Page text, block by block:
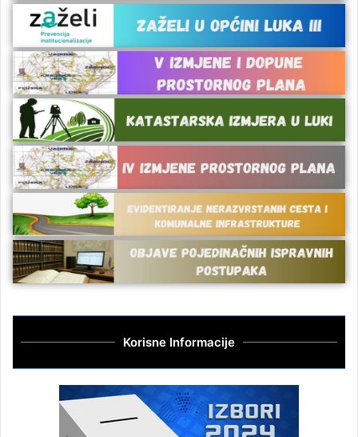
Korisne Informacije